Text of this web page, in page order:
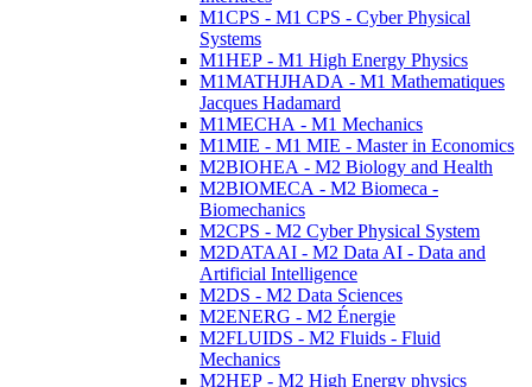
M1CPS - M1 CPS - Cyber Physical
Systems
M1HEP - M1 High Energy Physics
M1MATHJHADA - M1 Mathematiques
Jacques Hadamard
M1MECHA - M1 Mechanics
M1MIE - M1 MIE - Master in Economics
M2BIOHEA - M2 Biology and Health
M2BIOMECA - M2 Biomeca -
Biomechanics
M2CPS - M2 Cyber Physical System
M2DATAAI - M2 Data AI - Data and
Artificial Intelligence
M2DS - M2 Data Sciences
M2ENERG - M2 Énergie
M2FLUIDS - M2 Fluids - Fluid
Mechanics
M2HEP - M2 High Energy physics